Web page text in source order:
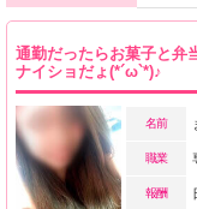
通勤だったらお菓子と弁
ナイショだょ(*´ω`*)♪
名前
職業
報酬